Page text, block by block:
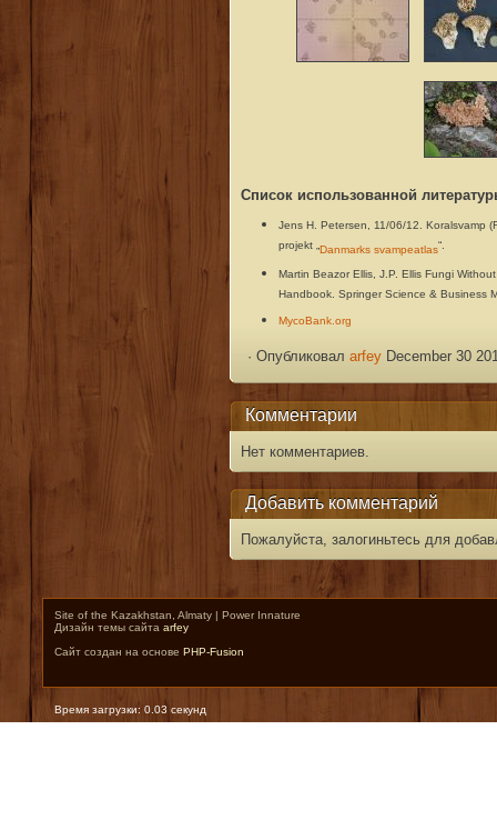
Список использованной
Jens H. Petersen, 11/06/12. Koralsvamp
projekt „Danmarks svampeatlas“.
Martin Beazor Ellis, J.P. Ellis Fungi
Handbook. Springer Science & Business
MycoBank.org
· Опубликовалarfey December 30
Комментарии
Нет комментариев.
Добавить комментарий
Пожалуйста, залогиньтесь для
Site of the Kazakhstan, Almaty | Power Innature
Дизайн темы сайта arfey
Сайт создан на основе PHP-Fusion
Время загрузки: 0.03 секунд